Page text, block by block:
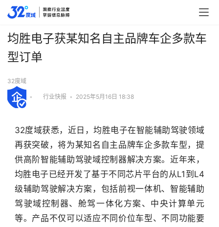
行
均胜电子获某知名自主品牌车企多款车
型订单
32度域
• 行业快报 • 2025年5月16日 18:38
32度域获悉，近日，均胜电子在智能辅助驾驶领域
再获突破，将为某知名自主品牌车企多款车型，提
供高阶智能辅助驾驶域控制器解决方案。近年来，
均胜电子已经开发了基于不同芯片平台的从L1到L4
级辅助驾驶解决方案，包括前视一体机、智能辅助
驾驶域控制器、舱驾一体化方案、中央计算单元
等。产品不仅可以适应不同价位车型、不同功能要